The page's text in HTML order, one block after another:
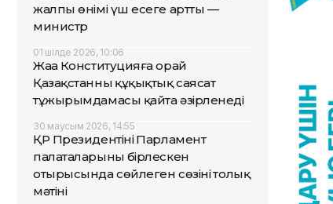
жалпы өнімі үш есеге артты —
министр
01 шілде 2026, 10:06
Жаңа Конституцияға орай
Қазақстанның құқықтық саясат
тұжырымдамасы қайта әзірленеді
30 маусым 2026, 14:55
ҚР Президентінің Парламент
палаталарының бірлескен
отырысында сөйлеген сөзінің толық
мәтіні